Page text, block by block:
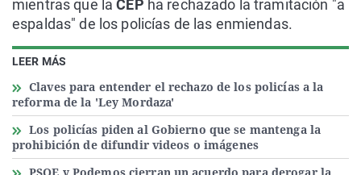
LEER MÁS
Claves para entender el rechazo de los policías a la
reforma de la 'Ley Mordaza'
Los policías piden al Gobierno que se mantenga la
prohibición de difundir videos o imágenes
mientras que la CEP ha rechazado la tramitación "a
espaldas" de los policías de las enmiendas.